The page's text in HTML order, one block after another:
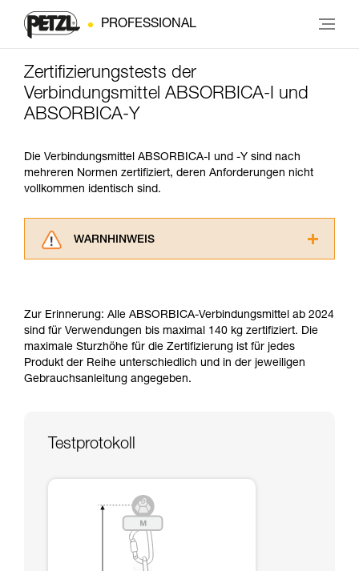
PROFESSIONAL
Zertifizierungstests der
Verbindungsmittel ABSORBICA-I und
ABSORBICA-Y
Die Verbindungsmittel ABSORBICA-I und -Y sind nach
mehreren Normen zertifiziert, deren Anforderungen nicht
vollkommen identisch sind.
WARNHINWEIS
ziehen. Um diese Zusatzinformationen
verstehen zu können, müssen Sie zuerst die in
der Gebrauchsanweisung enthaltenen
Informationen richtig verstanden haben.
Die Beherrschung dieser Techniken setzt eine
Vorgang alleine sicher zu wiederholen, bevor
Wir geben Beispiele für die mit Ihrer Aktivität
verbundenen Techniken. Möglicherweise gibt es
noch andere Techniken, die hier nicht
beschrieben werden.
Zur Erinnerung: Alle ABSORBICA-Verbindungsmittel ab 2024
sind für Verwendungen bis maximal 140 kg zertifiziert. Die
maximale Sturzhöhe für die Zertifizierung ist für jedes
Produkt der Reihe unterschiedlich und in der jeweiligen
Gebrauchsanleitung angegeben.
Testprotokoll